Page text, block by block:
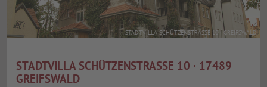
STADTVILLA SCHÜTZENSTRASSE 10 · GREIFSWALD
STADTVILLA SCHÜTZENSTRASSE 10 · 17489 G
REIFSWALD